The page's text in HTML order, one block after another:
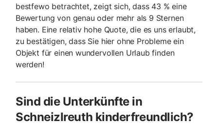
bestfewo betrachtet, zeigt sich, dass 43 % eine
Bewertung von genau oder mehr als 9 Sternen
haben. Eine relativ hohe Quote, die es uns erlaubt,
zu bestätigen, dass Sie hier ohne Probleme ein
Objekt für einen wundervollen Urlaub finden
werden!
Sind die Unterkünfte in
Schneizlreuth kinderfreundlich?